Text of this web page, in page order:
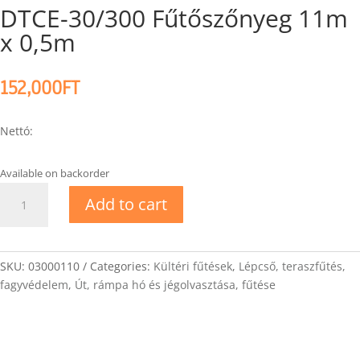
DTCE-30/300 Fűtőszőnyeg 11m
x 0,5m
152,000FT
Nettó:
Available on backorder
30/300
x
0,5m
Add to cart
SKU: 03000110 Categories: Kültéri fűtések, Lépcső, teraszfűtés,
fagyvédelem, Út, rámpa hó és jégolvasztása, fűtése